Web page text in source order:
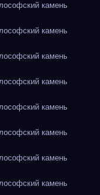
камень
камень
камень
камень
камень
камень
камень
камень